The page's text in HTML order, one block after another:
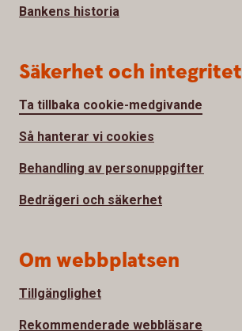
Bankens historia
Säkerhet och integritet
Ta tillbaka cookie-medgivande
Så hanterar vi cookies
Behandling av personuppgifter
Bedrägeri och säkerhet
Om webbplatsen
Tillgänglighet
Rekommenderade webbläsare